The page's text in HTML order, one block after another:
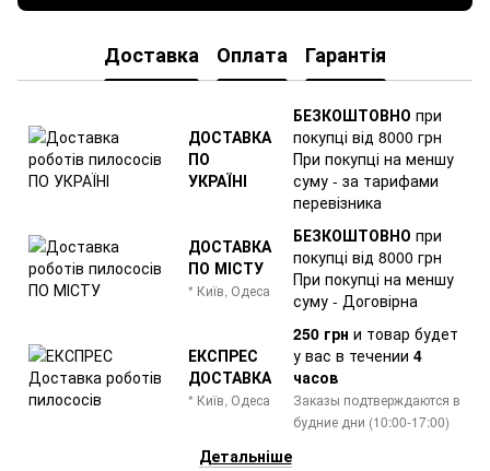
Доставка Оплата Гарантія
ДОСТАВКА
ПО
УКРАЇНІ
БЕЗКОШТОВНО при
покупці від 8000 грн
При покупці на меншу
суму - за тарифами
перевізника
ДОСТАВКА
ПО МІСТУ
* Київ, Одеса
БЕЗКОШТОВНО при
покупці від 8000 грн
При покупці на меншу
суму - Договірна
ЕКСПРЕС
ДОСТАВКА
* Київ, Одеса
250 грн и товар будет
у вас в течении 4
часов
Заказы подтверждаются в
будние дни (10:00-17:00)
Детальніше